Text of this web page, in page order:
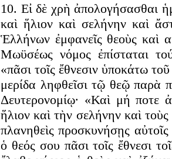
10. Εἰ δὲ χρὴ ἀπολογήσασθαι
καὶ ἥλιον καὶ σελήνην καὶ
Ἑλλήνων ἐμφανεῖς θεοὺς καὶ
Μωϋσέως νόμος ἐπίσταται
«πᾶσι τοῖς ἔθνεσιν ὑποκάτω
μερίδα ληφθεῖσι τῷ θεῷ παρὰ
Δευτερονομίῳ· «Καὶ μή ποτε
ἥλιον καὶ τὴν σελήνην καὶ
πλανηθεὶς προσκυνήσῃς
ὁ θεός σου πᾶσι τοῖς ἔθνεσι